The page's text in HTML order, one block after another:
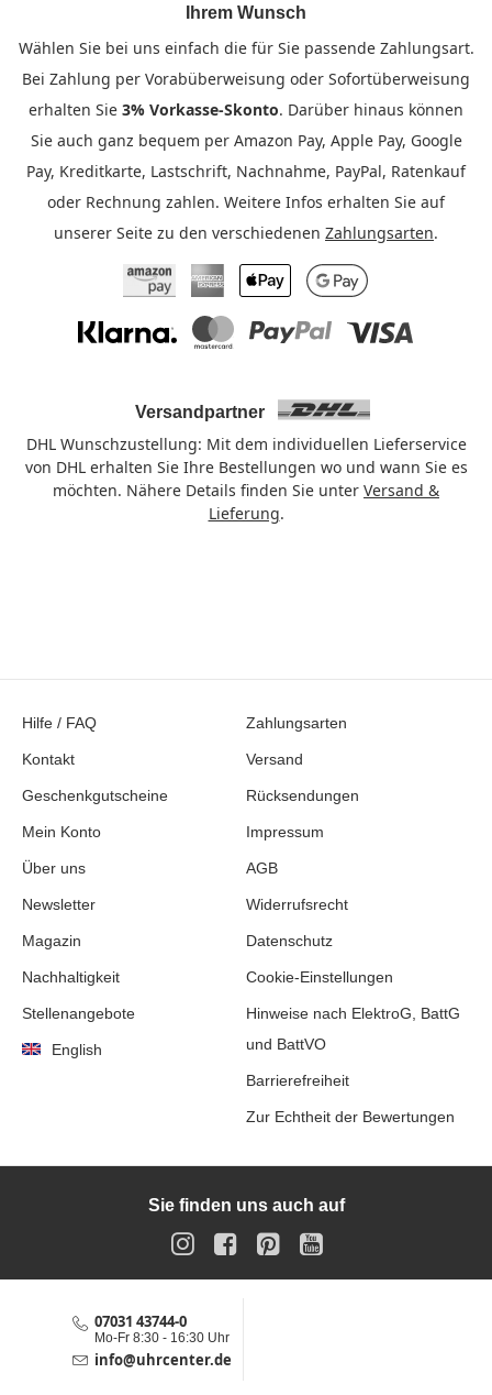
Ihrem Wunsch
Wählen Sie bei uns einfach die für Sie passende Zahlungsart.
Bei Zahlung per Vorabüberweisung oder Sofortüberweisung
erhalten Sie 3% Vorkasse-Skonto. Darüber hinaus können
Sie auch ganz bequem per Amazon Pay, Apple Pay, Google
Pay, Kreditkarte, Lastschrift, Nachnahme, PayPal, Ratenkauf
oder Rechnung zahlen. Weitere Infos erhalten Sie auf
unserer Seite zu den verschiedenen Zahlungsarten.
Amazon PayAmerican Express
Apple PayGoogle Pay
Klarna MastercardPayPal Visa
Versandpartner
DHL Wunschzustellung: Mit dem individuellen Lieferservice
von DHL erhalten Sie Ihre Bestellungen wo und wann Sie es
möchten. Nähere Details finden Sie unter Versand &
Lieferung.
Hilfe / FAQ
Kontakt
Geschenkgutscheine
Mein Konto
Über uns
Newsletter
Magazin
Nachhaltigkeit
Stellenangebote
English
Zahlungsarten
Versand
Rücksendungen
Impressum
AGB
Widerrufsrecht
Datenschutz
Cookie-Einstellungen
Hinweise nach ElektroG, BattG
und BattVO
Barrierefreiheit
Zur Echtheit der Bewertungen
Sie finden uns auch auf
InstagramFacebookPinterestYouTube
Service-Hotline
07031 43744-0
Mo-Fr 8:30 - 16:30 Uhr
Service E-Mail
info@uhrcenter.de